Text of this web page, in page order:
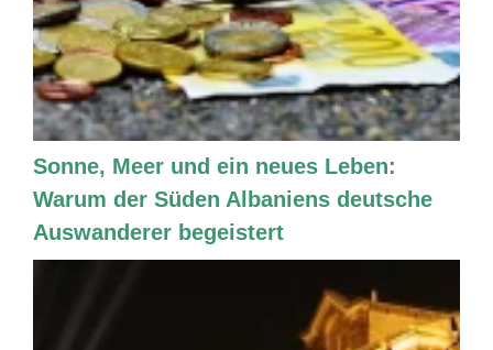
Sonne, Meer und ein neues Leben:
Warum der Süden Albaniens deutsche
Auswanderer begeistert